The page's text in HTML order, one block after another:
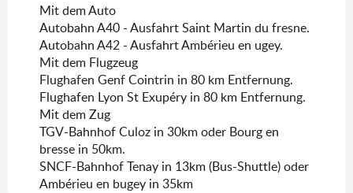
Mit dem Auto
Autobahn A40 - Ausfahrt Saint Martin du fresne.
Autobahn A42 - Ausfahrt Ambérieu en ugey.
Mit dem Flugzeug
Flughafen Genf Cointrin in 80 km Entfernung.
Flughafen Lyon St Exupéry in 80 km Entfernung.
Mit dem Zug
TGV-Bahnhof Culoz in 30km oder Bourg en
bresse in 50km.
SNCF-Bahnhof Tenay in 13km (Bus-Shuttle) oder
Ambérieu en bugey in 35km